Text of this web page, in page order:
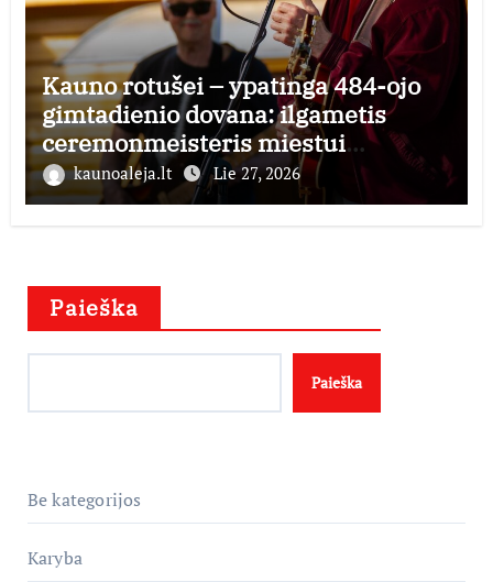
Kauno rotušei – ypatinga 484-ojo
gimtadienio dovana: ilgametis
ceremonmeisteris miestui
perduoda dešimtmečius kauptą
istorijos kolekciją
kaunoaleja.lt Lie 27, 2026
Paieška
Paieška
Be kategorijos
Karyba